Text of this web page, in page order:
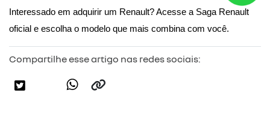
Interessado em adquirir um Renault? Acesse a Saga Renault
oficial e escolha o modelo que mais combina com você.
Compartilhe esse artigo nas redes sociais: